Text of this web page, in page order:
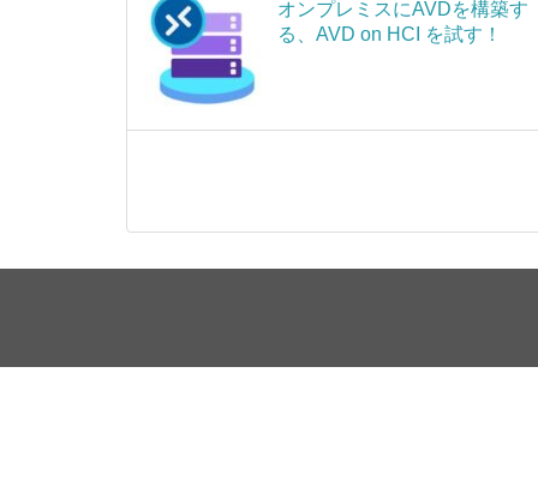
オンプレミスにAVDを構築す
る、AVD on HCI を試す！